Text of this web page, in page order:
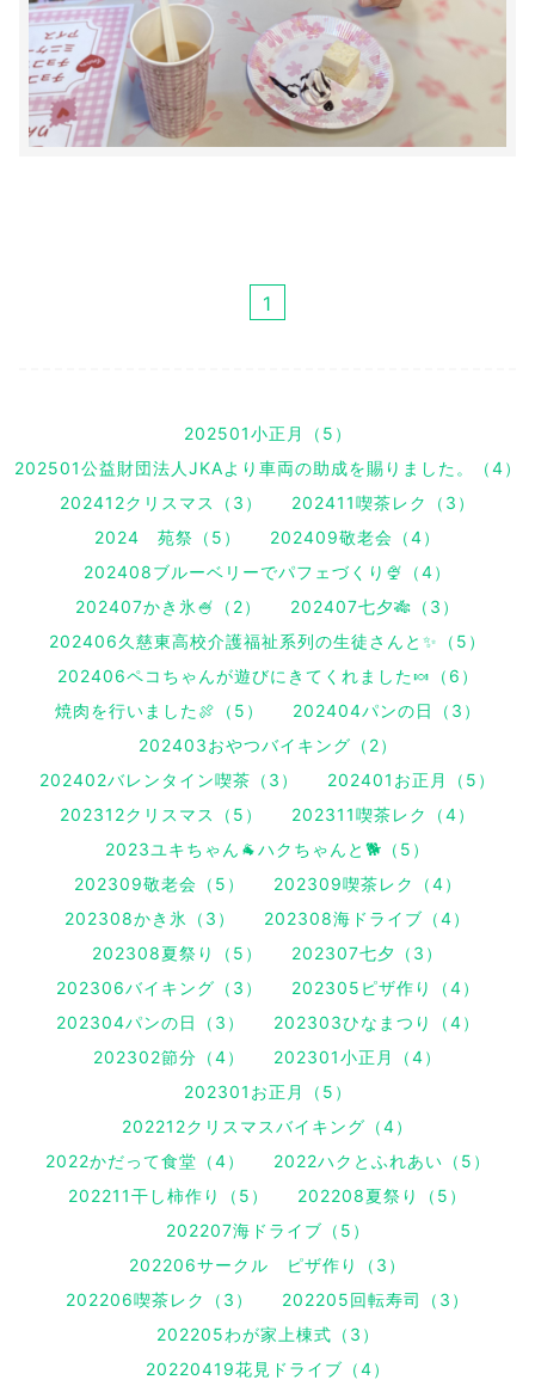
1
202501小正月（5）
202501公益財団法人JKAより車両の助成を賜りました。（4）
202412クリスマス（3）
202411喫茶レク（3）
2024 苑祭（5）
202409敬老会（4）
202408ブルーベリーでパフェづくり🍨（4）
202407かき氷🍧（2）
202407七夕🎋（3）
202406久慈東高校介護福祉系列の生徒さんと✨（5）
202406ペコちゃんが遊びにきてくれました🍬（6）
焼肉を行いました🍖（5）
202404パンの日（3）
202403おやつバイキング（2）
202402バレンタイン喫茶（3）
202401お正月（5）
202312クリスマス（5）
202311喫茶レク（4）
2023ユキちゃん🐐ハクちゃんと🐕（5）
202309敬老会（5）
202309喫茶レク（4）
202308かき氷（3）
202308海ドライブ（4）
202308夏祭り（5）
202307七夕（3）
202306バイキング（3）
202305ピザ作り（4）
202304パンの日（3）
202303ひなまつり（4）
202302節分（4）
202301小正月（4）
202301お正月（5）
202212クリスマスバイキング（4）
2022かだって食堂（4）
2022ハクとふれあい（5）
202211干し柿作り（5）
202208夏祭り（5）
202207海ドライブ（5）
202206サークル ピザ作り（3）
202206喫茶レク（3）
202205回転寿司（3）
202205わが家上棟式（3）
20220419花見ドライブ（4）